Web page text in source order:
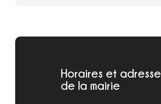
Horaires et adresse
de la mairie